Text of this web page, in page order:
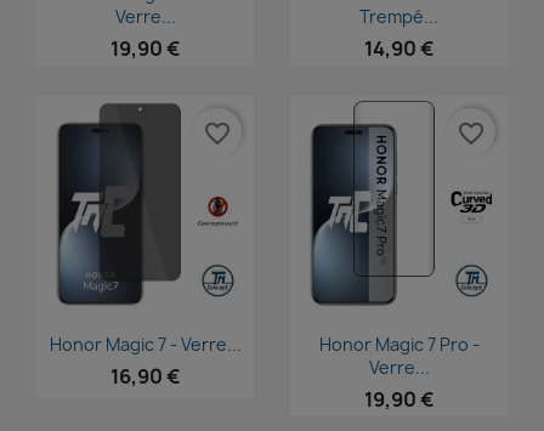
Verre...
19,90 €
Trempé...
14,90 €
Aperçu rapide
Honor Magic 7 - Verre...
16,90 €
favorite_border
Aperçu rapide
Honor Magic 7 Pro -
Verre...
19,90 €
favorite_border